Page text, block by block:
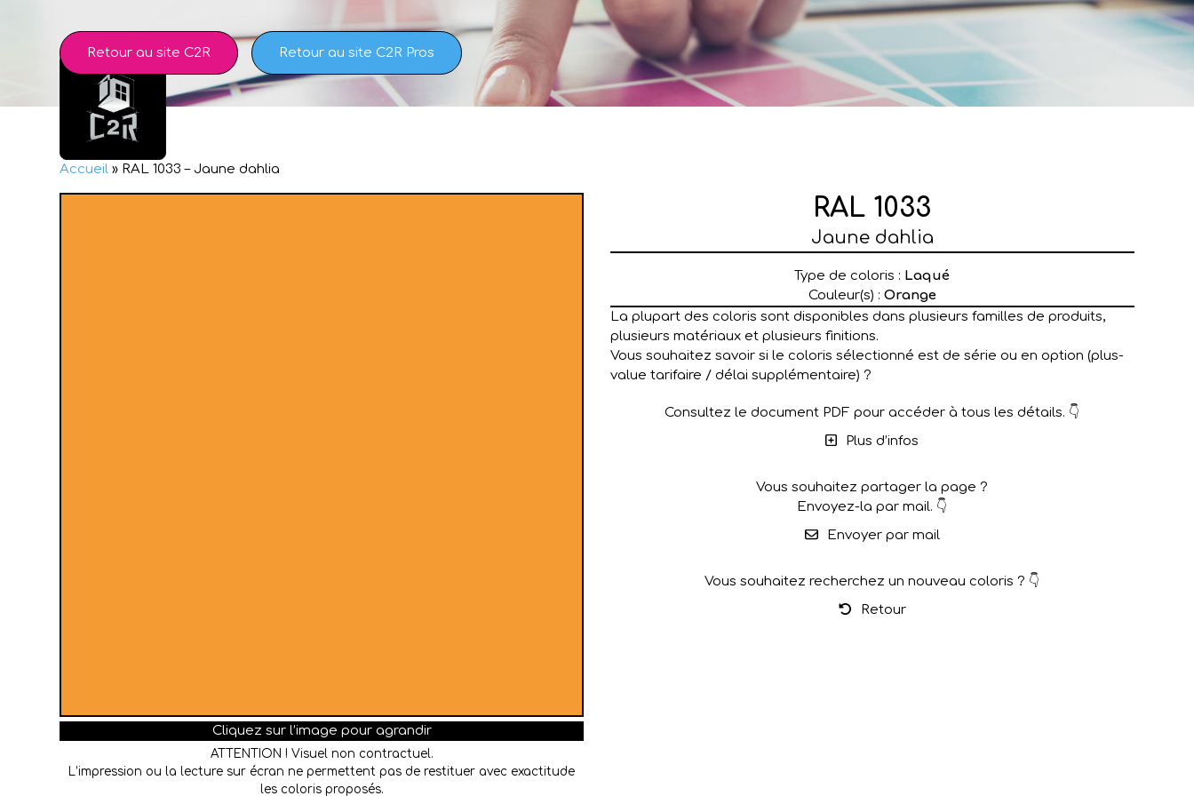
Retour au site C2R Retour au site C2R Pros
Accueil » RAL 1033 – Jaune dahlia
Cliquez sur l’image pour agrandir
ATTENTION ! Visuel non contractuel.
L’impression ou la lecture sur écran ne permettent pas de restituer avec exactitude
les coloris proposés.
RAL 1033
Jaune dahlia
Type de coloris : Laqué
Couleur(s) : Orange
La plupart des coloris sont disponibles dans plusieurs familles de produits,
plusieurs matériaux et plusieurs finitions.
Vous souhaitez savoir si le coloris sélectionné est de série ou en option (plus-
value tarifaire / délai supplémentaire) ?
Consultez le document PDF pour accéder à tous les détails. 👇
Plus d’infos
Vous souhaitez partager la page ?
Envoyez-la par mail. 👇
Envoyer par mail
Vous souhaitez recherchez un nouveau coloris ? 👇
Retour